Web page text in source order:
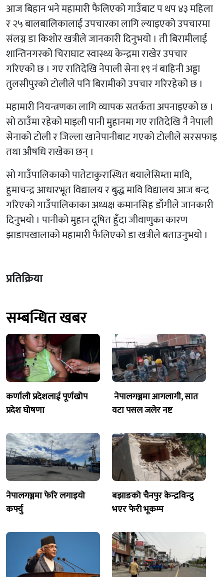
आज बिहान भने महामारी फैलिएको गाउँबाट प थप ४३ महिला
र २५ बालबालिकालाई उपचारका लागि ल्याइएको उपचारमा
संलग्न डा किशोर खत्रीले जानकारी दिनुभयो । ती बिरामीलाई
शान्तिनगरको चिराघाट स्वास्थ्य केन्द्रमा राखेर उपचार
गरिएको छ । गए रातिदेखि नेपाली सेना १९ नं बाहिनी अड्डा
तुलसीपुरको टोलीले पनि बिरामीको उपचार गरिरहेको छ ।
महामारी नियन्त्रणका लागि व्यापक सतर्कता अपनाइएको छ ।
सो ठाउँमा रहेको माइली पानी मुहानमा गए रातिदेखि नै नेपाली
सेनाको टोली र जिल्ला खानेपानीबाट गएको टोलीले सरसफाइ
तथा औषधि राखेका छन् ।
सो गाउँपालिकाको पातेटाकुरास्थित बयालेसिम्ता मावि,
हुमाचन्द्र आधारभूत विद्यालय र बुद्ध मावि विद्यालय आज बन्द
गरिएको गाउँपालिकाका अध्यक्ष कमानसिह डाँगीले जानकारी
दिनुभयो । पानीको मुहान दूषित हुँदा जीवाणुका कारण
झाडापखालाको महामारी फैलिएको डा खत्रीले बताउनुभयो ।
प्रतिक्रिया
सम्बन्धित खबर
कर्णाली प्रदेशलाई पूर्णखोप
प्रदेश घोषणा
नेपालगञ्जमा आगलागी, सात
वटा पसल जलेर नष्ट
नेपालगञ्जमा फेरि लगाइयो
कर्फ्यु
बझाङको चैनपुर केन्द्रविन्दु
भएर फेरी भूकम्प